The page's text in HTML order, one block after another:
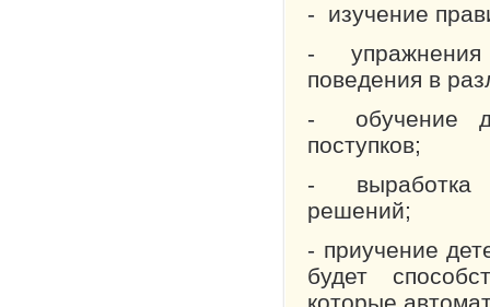
- изучение
- упражнения
поведения в
- обучение
поступков;
- выработка у
решений;
- приучение
будет